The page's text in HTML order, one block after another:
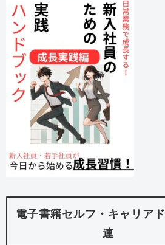
電子書籍セルフ・キャリア
連